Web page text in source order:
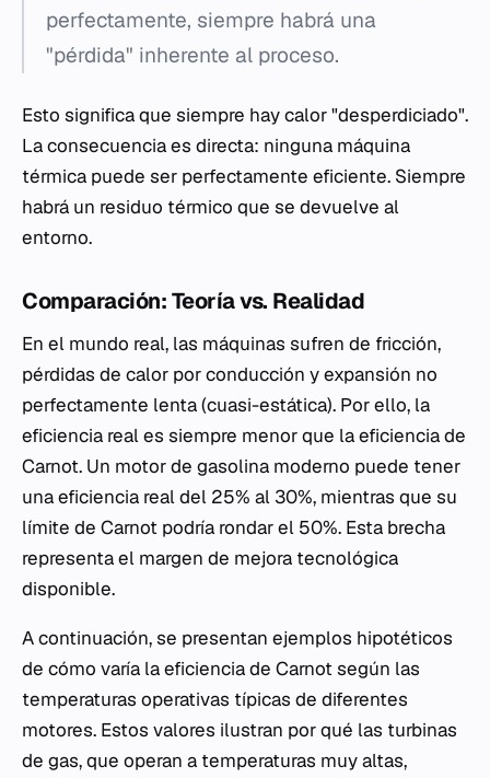
perfectamente, siempre habrá una
"pérdida" inherente al proceso.
Esto significa que siempre hay calor "desperdiciado".
La consecuencia es directa: ninguna máquina
térmica puede ser perfectamente eficiente. Siempre
habrá un residuo térmico que se devuelve al
entorno.
Comparación: Teoría vs. Realidad
En el mundo real, las máquinas sufren de fricción,
pérdidas de calor por conducción y expansión no
perfectamente lenta (cuasi-estática). Por ello, la
eficiencia real es siempre menor que la eficiencia de
Carnot. Un motor de gasolina moderno puede tener
una eficiencia real del 25% al 30%, mientras que su
límite de Carnot podría rondar el 50%. Esta brecha
representa el margen de mejora tecnológica
disponible.
A continuación, se presentan ejemplos hipotéticos
de cómo varía la eficiencia de Carnot según las
temperaturas operativas típicas de diferentes
motores. Estos valores ilustran por qué las turbinas
de gas, que operan a temperaturas muy altas,